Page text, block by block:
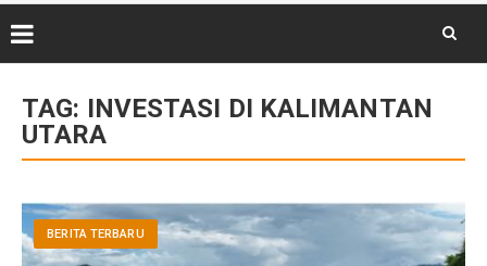
content
TAG: INVESTASI DI KALIMANTAN
UTARA
BERITA TERBARU